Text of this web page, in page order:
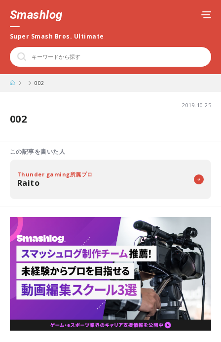
Smashlog
Super Smash Bros. Ultimate
002
2019.10.25
002
この記事を書いた人
Thunder gaming所属プロ
Raito